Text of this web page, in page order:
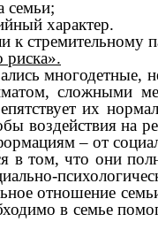
семьи;
характер.
риска».
многодетные,
сложными
их
воздействия
– от
что они
отношение
в семье